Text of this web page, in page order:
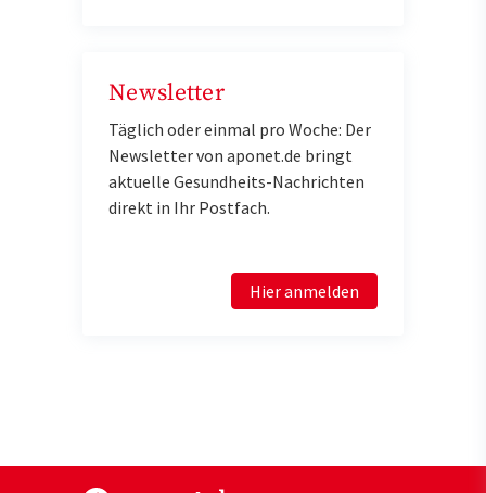
Newsletter
Täglich oder einmal pro Woche: Der
Newsletter von aponet.de bringt
aktuelle Gesundheits-Nachrichten
direkt in Ihr Postfach.
Hier anmelden